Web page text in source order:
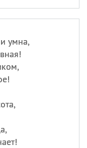
умна,